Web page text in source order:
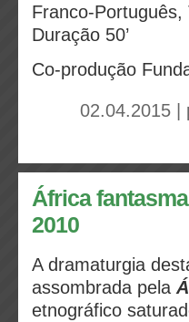
Franco-Português,
Duração 50’
Co-produção
02.04.2015 |
África
2010
A dramaturgia
assombrada pela
etnográfico